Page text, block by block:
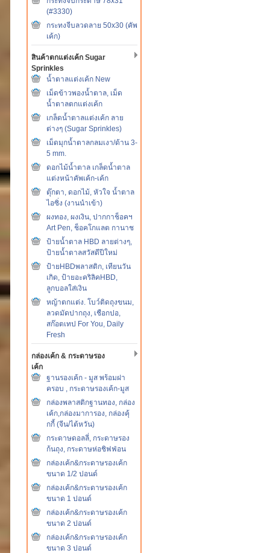
(#3330)
กระทงจีบลวดลาย 50x30 (คัพ
เค้ก)
สินค้าตกแต่งเค้ก Sugar
Sprinkles
น้ำตาลแต่งเค้ก New
เม็ดข้าวพองน้ำตาล, เม็ด
น้ำตาลตกแต่งเค้ก
เกล็ดน้ำตาลแต่งเค้ก ลาย
ต่างๆ (Sugar Sprinkles)
เม็ดมุกน้ำตาลกลมเงา/ด้าน 3-
5 mm.
ดอกไม้น้ำตาล เกล็ดน้ำตาล
แต่งหน้าคัพเค้ก-เค้ก
ตุ๊กตา, ดอกไม้, หัวใจ น้ำตาล
ไอซิ่ง (งานนำเข้า)
ผงทอง, ผงเงิน, ปากกาช็อคฯ
Art Pen, ช็อคโกแลต กานาช
ป้ายน้ำตาล HBD ลายต่างๆ,
ป้ายน้ำตาลสวัสดีปีใหม่
ป้ายHBDพลาสติก, เทียนวัน
เกิด, ป้ายอะคริลิคHBD,
ลูกบอลใส่เงิน
หญ้าตกแต่ง. โบว์ติดถุงขนม,
ลวดมัดปากถุง, เชือกปอ,
สก๊อตเทป For You, Daily
Fresh
กล่องเค้ก & กระดาษรอง
เค้ก
ฐานรองเค้ก - มูส พร้อมฝา
ครอบ , กระดาษรองเค้ก-มูส
กล่องพลาสติกฐานทอง, กล่อง
เค้ก,กล่องมาการอง, กล่องคุ้
กกี้ (จีน/ไต้หวัน)
กระดาษดอลลี่, กระดาษรอง
ก้นถุง, กระดาษห่อชิฟฟ่อน
กล่องเค้ก&กระดาษรองเค้ก
ขนาด 1/2 ปอนด์
กล่องเค้ก&กระดาษรองเค้ก
ขนาด 1 ปอนด์
กล่องเค้ก&กระดาษรองเค้ก
ขนาด 2 ปอนด์
กล่องเค้ก&กระดาษรองเค้ก
ขนาด 3 ปอนด์